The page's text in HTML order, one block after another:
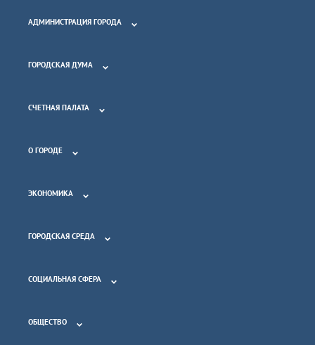
АДМИНИСТРАЦИЯ ГОРОДА
ГОРОДСКАЯ ДУМА
СЧЕТНАЯ ПАЛАТА
О ГОРОДЕ
ЭКОНОМИКА
ГОРОДСКАЯ СРЕДА
СОЦИАЛЬНАЯ СФЕРА
ОБЩЕСТВО